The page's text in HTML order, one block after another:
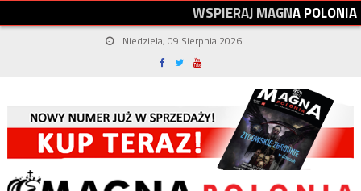
WSPIERAJMAGNAPOLONIA
Niedziela, 09 Sierpnia 2026